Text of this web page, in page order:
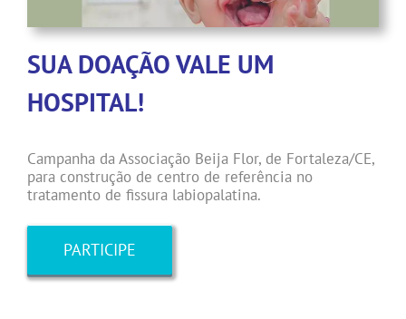
SUA DOAÇÃO VALE UM
HOSPITAL!
Campanha da Associação Beija Flor, de Fortaleza/CE,
para construção de centro de referência no
tratamento de fissura labiopalatina.
PARTICIPE